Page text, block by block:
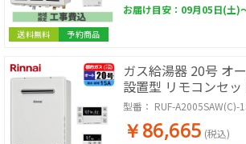
送料無料 予約商品
お届け目安：09月05日(土)
ガス給湯器 20号 オ
設置型 リモコンセ
型番： RUF-A2005SAW(C)-
￥86,665 (税込)